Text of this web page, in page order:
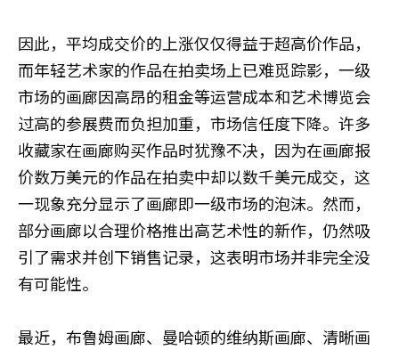
因此，平均成交价的上涨仅仅得益于超高价作品，
而年轻艺术家的作品在拍卖场上已难觅踪影，一级
市场的画廊因高昂的租金等运营成本和艺术博览会
过高的参展费而负担加重，市场信任度下降。许多
收藏家在画廊购买作品时犹豫不决，因为在画廊报
价数万美元的作品在拍卖中却以数千美元成交，这
一现象充分显示了画廊即一级市场的泡沫。然而，
部分画廊以合理价格推出高艺术性的新作，仍然吸
引了需求并创下销售记录，这表明市场并非完全没
有可能性。
最近，布鲁姆画廊、曼哈顿的维纳斯画廊、清晰画